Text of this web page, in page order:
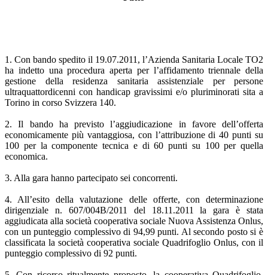
1. Con bando spedito il 19.07.2011, l’Azienda Sanitaria Locale TO2
ha indetto una procedura aperta per l’affidamento triennale della
gestione della residenza sanitaria assistenziale per persone
ultraquattordicenni con handicap gravissimi e/o pluriminorati sita a
Torino in corso Svizzera 140.
2. Il bando ha previsto l’aggiudicazione in favore dell’offerta
economicamente più vantaggiosa, con l’attribuzione di 40 punti su
100 per la componente tecnica e di 60 punti su 100 per quella
economica.
3. Alla gara hanno partecipato sei concorrenti.
4. All’esito della valutazione delle offerte, con determinazione
dirigenziale n. 607/004B/2011 del 18.11.2011 la gara è stata
aggiudicata alla società cooperativa sociale Nuova Assistenza Onlus,
con un punteggio complessivo di 94,99 punti. Al secondo posto si è
classificata la società cooperativa sociale Quadrifoglio Onlus, con il
punteggio complessivo di 92 punti.